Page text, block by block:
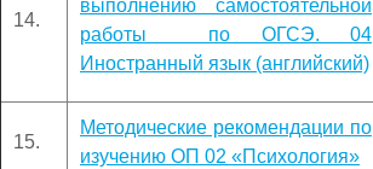
14.
выполнению самостоятельной
работы по ОГСЭ. 04
Иностранный язык (английский)
15.
Методические рекомендации по
изучению ОП 02 «Психология»